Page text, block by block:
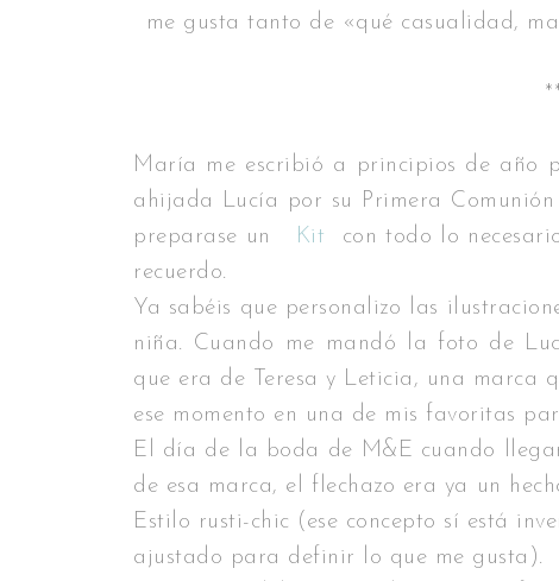
me gusta tanto de «qué casualidad,
María me escribió a principios de año
ahijada Lucía por su Primera
preparase un
Kit
con todo lo
recuerdo.
Ya sabéis que personalizo las
niña. Cuando me mandó la foto de
que era de Teresa y Leticia, una marca
ese momento en una de mis favoritas
El día de la boda de M&E cuando
de esa marca, el flechazo era ya un
Estilo rusti-chic (ese concepto sí está
ajustado para definir lo que me gusta).